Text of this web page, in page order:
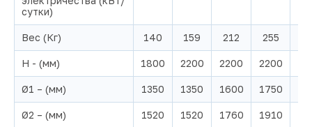
сутки)
Вес (Кг) 140 159 212 255
H - (мм) 1800 2200 2200 2200
Ø1 – (мм) 1350 1350 1600 1750
Ø2 – (мм) 1520 1520 1760 1910